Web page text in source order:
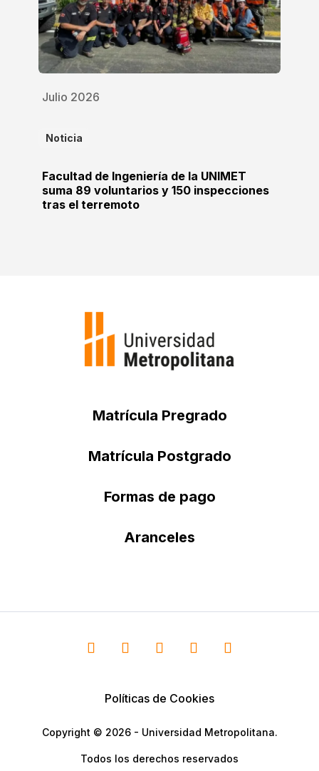
Julio 2026
Noticia
Facultad de Ingeniería de la UNIMET
suma 89 voluntarios y 150 inspecciones
tras el terremoto
Matrícula Pregrado
Matrícula Postgrado
Formas de pago
Aranceles
Políticas de Cookies
Copyright © 2026 - Universidad Metropolitana.
Todos los derechos reservados